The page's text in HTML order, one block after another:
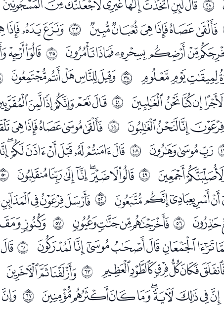
ﯕﯖﯗﯘﯙﯚ ﰟ
ﰢ
ﰥ ﰇﰈﰉﰊﰋ
ﰨ
ﰫ
ﮑﮒﮓ ﰯ
ﰰﮭﮮﮯﮰﮱﯓﯔﯕ
ﰳ
ﰷﰀﰁﰂﰃ ﰸ
ﰼ
ﰾ ﭱﭲﭳ
ﭿﮀﮁﮂﮃﮄﮅﮆﮇ ﱂ